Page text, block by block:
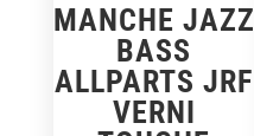
MANCHE JAZZ
BASS
ALLPARTS JRF
VERNI